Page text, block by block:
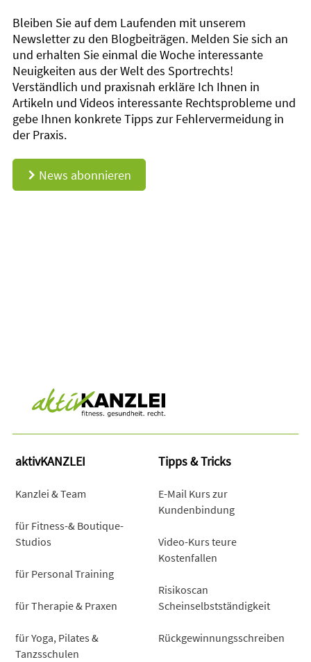
Bleiben Sie auf dem Laufenden mit unserem
Newsletter zu den Blogbeiträgen. Melden Sie sich an
und erhalten Sie einmal die Woche interessante
Neuigkeiten aus der Welt des Sportrechts!
Verständlich und praxisnah erkläre Ich Ihnen in
Artikeln und Videos interessante Rechtsprobleme und
gebe Ihnen konkrete Tipps zur Fehlervermeidung in
der Praxis.
d News abonnieren
aktivKANZLEI
Kanzlei & Team
für Fitness-& Boutique-
Studios
für Personal Training
für Therapie & Praxen
für Yoga, Pilates &
Tanzsschulen
Tipps & Tricks
E-Mail Kurs zur
Kundenbindung
Video-Kurs teure
Kostenfallen
Risikoscan
Scheinselbstständigkeit
Rückgewinnungsschreiben